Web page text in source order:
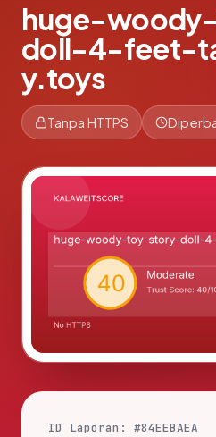
huge-
doll-4-feet-
y.toys
Tanpa HTTPS
ID Laporan: #84EEBAEA